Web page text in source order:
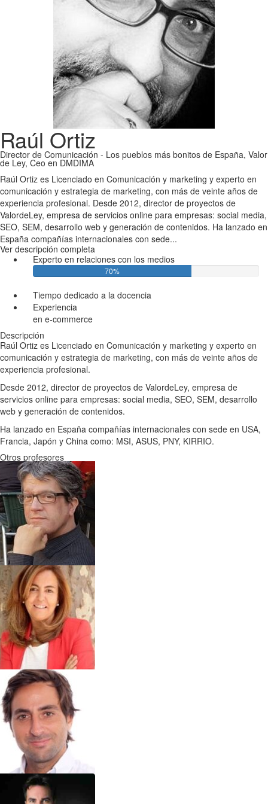
Raúl Ortiz
Director de Comunicación - Los pueblos más bonitos de España, Valor
de Ley, Ceo en DMDIMA
Raúl Ortiz es Licenciado en Comunicación y marketing y experto en
comunicación y estrategia de marketing, con más de veinte años de
experiencia profesional. Desde 2012, director de proyectos de
ValordeLey, empresa de servicios online para empresas: social media,
SEO, SEM, desarrollo web y generación de contenidos. Ha lanzado en
España compañías internacionales con sede...
Ver descripción completa
Experto en relaciones con los medios
70%
Tiempo dedicado a la docencia
Experiencia
en e-commerce
Descripción
Raúl Ortiz es Licenciado en Comunicación y marketing y experto en
comunicación y estrategia de marketing, con más de veinte años de
experiencia profesional.
Desde 2012, director de proyectos de ValordeLey, empresa de
servicios online para empresas: social media, SEO, SEM, desarrollo
web y generación de contenidos.
Ha lanzado en España compañías internacionales con sede en USA,
Francia, Japón y China como: MSI, ASUS, PNY, KIRRIO.
Otros profesores